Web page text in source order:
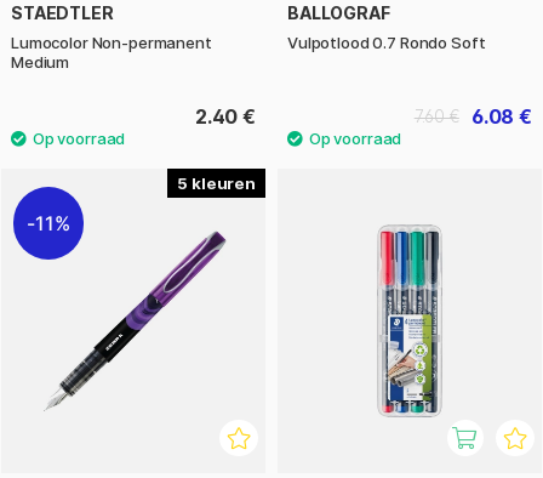
STAEDTLER
Lumocolor Non-permanent
Medium
2.40 €
BALLOGRAF
Vulpotlood 0.7 Rondo Soft
6.08 €
7.60 €
5
11%